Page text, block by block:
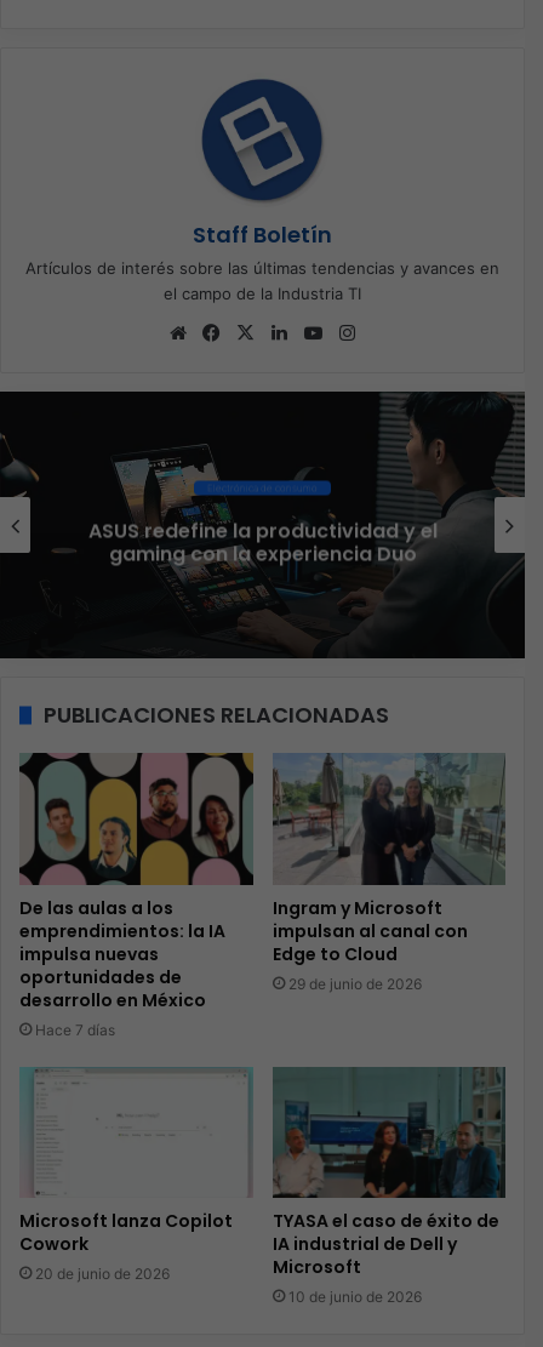
Staff Boletín
Artículos de interés sobre las últimas tendencias y avances en
el campo de la Industria TI
Sitio
Facebook
X LinkedInYouTube
Ciberseguridad
El 73% de las empresas en LATAM
aseguran que el phishing sigue
funcionando
PUBLICACIONES RELACIONADAS
De las aulas a los
emprendimientos: la IA
impulsa nuevas
oportunidades de
desarrollo en México
Hace 7 días
Ingram y Microsoft
impulsan al canal con
Edge to Cloud
29 de junio de 2026
Microsoft lanza Copilot
Cowork
20 de junio de 2026
TYASA el caso de éxito de
IA industrial de Dell y
Microsoft
10 de junio de 2026